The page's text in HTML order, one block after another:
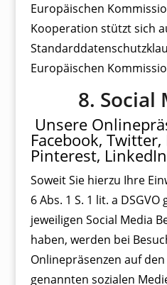
Europäischen
Kooperation stützt sich
Europäischen
8. Social
Unsere
Facebook,
Pinterest,
Soweit Sie hierzu Ihre
6 Abs. 1 S. 1 lit. a
jeweiligen Social Media
haben, werden bei
Onlinepräsenzen auf
genannten sozialen